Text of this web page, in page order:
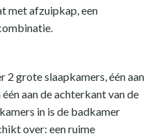
met afzuipkap, een
grote slaapkamers, één aan
aan de achterkant van de
in is de badkamer
over: een ruime